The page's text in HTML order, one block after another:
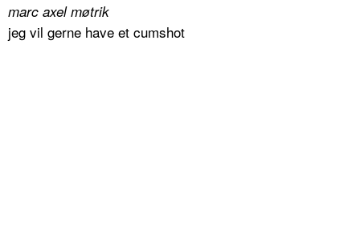
marc axel møtrik
jeg vil gerne have et cumshot